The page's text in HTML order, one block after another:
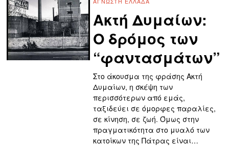
Ακτή Δυμαίων:
Ο δρόμος των
“φαντασμάτων”
Στο άκουσμα της φράσης Ακτή
Δυμαίων, η σκέψη των
περισσότερων από εμάς,
ταξιδεύει σε όμορφες παραλίες,
σε κίνηση, σε ζωή. Όμως στην
πραγματικότητα στο μυαλό των
κατοίκων της Πάτρας είναι…